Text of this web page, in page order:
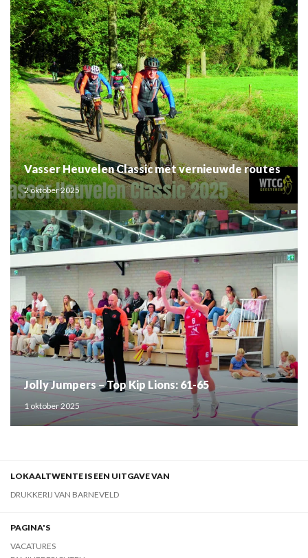
Vasser Heuvelen Classic met vernieuwde routes
2 oktober 2025
Jolly Jumpers – Top Kip Lions: 61-65
1 oktober 2025
LOKAALTWENTE IS EEN UITGAVE VAN
DRUKKERIJ VAN BARNEVELD
PAGINA'S
VACATURES